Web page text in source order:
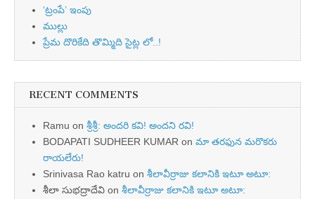
‘ట్రంపే’ ఇంపు
ముల్లు
ప్రేమ దొరికేది తొమ్మిది సైట్ల లో..!
RECENT COMMENTS
Ramu on శ్రీశ్రీ: అందరి కవి! అందని రవి!
BODAPATI SUDHEER KUMAR on మా తరఫున మరొకరు
రాయలేరు!
Srinivasa Rao katru on శీలావీర్రాజు కలానికి ఇటూ అటూ:
శీలా సుభద్రాదేవి on శీలావీర్రాజు కలానికి ఇటూ అటూ: